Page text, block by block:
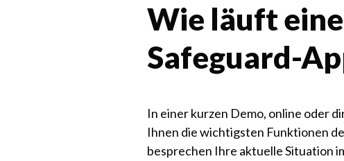
Wie läuft
Safeguard-
In einer kurzen Demo, online oder
Ihnen die wichtigsten Funktionen
besprechen Ihre aktuelle Situation